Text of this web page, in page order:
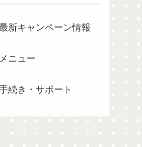
新キャンペーン情報
ニュー
続き・サポート